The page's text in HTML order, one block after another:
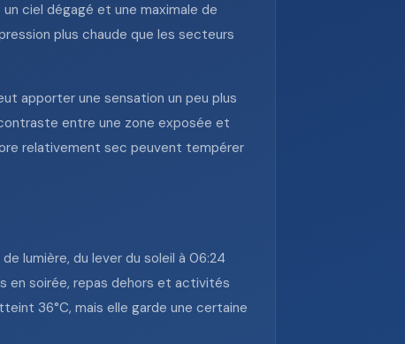
ciel dégagé et une maximale de
plus chaude que les secteurs
apporter une sensation un peu plus
entre une zone exposée et
relativement sec peuvent tempérer
lumière, du lever du soleil à 06:24
en soirée, repas dehors et activités
36°C, mais elle garde une certaine